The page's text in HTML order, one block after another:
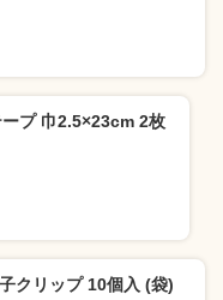
プ 巾2.5×23cm 2枚
クリップ 10個入 (袋)